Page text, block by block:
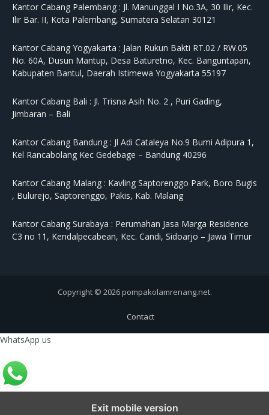
Kantor Cabang Palembang : Jl. Manunggal I No.3A, 30 Ilir, Kec.
Ilir Bar. II, Kota Palembang, Sumatera Selatan 30121
Kantor Cabang Yogyakarta : Jalan Rukun Bakti RT.02 / RW.05
No. 60A, Dusun Mantup, Desa Baturetno, Kec. Banguntapan,
Kabupaten Bantul, Daerah Istimewa Yogyakarta 55197
Kantor Cabang Bali : Jl. Trisna Asih No. 2 , Puri Gading,
Jimbaran – Bali
Kantor Cabang Bandung : Jl Adi Cataleya No.9 Bumi Adipura 1,
Kel Rancabolang Kec Gedebage – Bandung 40296
Kantor Cabang Malang : Kavling Saptorenggo Park, Boro Bugis
, Bulurejo, Saptorenggo, Pakis, Kab. Malang
Kantor Cabang Surabaya : Perumahan Jasa Marga Residence
C3 no 11, Kendalpecabean, Kec. Candi, Sidoarjo – Jawa Timur
Copyright © 2026 pompakolamrenang.net.
Contact
WhatsApp us
Exit mobile version